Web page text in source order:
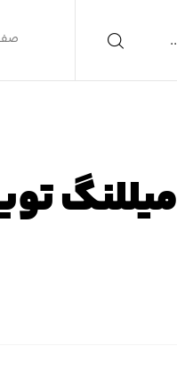
میللنگ